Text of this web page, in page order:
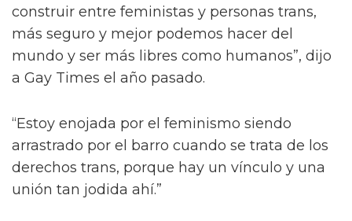
construir entre feministas y personas trans,
más seguro y mejor podemos hacer del
mundo y ser más libres como humanos”, dijo
a Gay Times el año pasado.
“Estoy enojada por el feminismo siendo
arrastrado por el barro cuando se trata de los
derechos trans, porque hay un vínculo y una
unión tan jodida ahí.”